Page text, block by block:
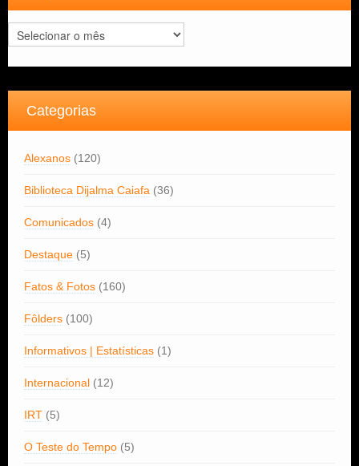
Arquivos
Categorias
Alexanos (120)
Biblioteca Dijalma Caiafa (36)
Comunicados (4)
Destaque (5)
Fatos & Fotos (160)
Fôlders (100)
Informativos | Estatísticas (1)
Internacional (12)
IRT (5)
O Teste do Tempo (5)